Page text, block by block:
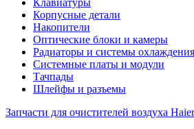
Клавиатуры
Корпусные детали
Накопители
Оптические блоки и камеры
Радиаторы и системы охлаждения
Системные платы и модули
Тачпады
Шлейфы и разъемы
Запчасти для очистителей воздуха Haier